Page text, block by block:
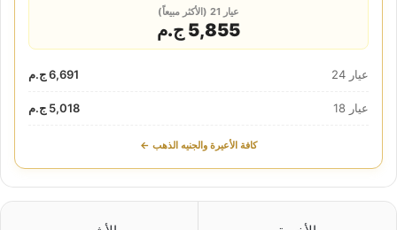
عيار 21 (الأكثر مبيعاً)
5,855 ج.م
عيار 24 6,691 ج.م
عيار 18 5,018 ج.م
كافة الأعيرة والجنيه الذهب ←